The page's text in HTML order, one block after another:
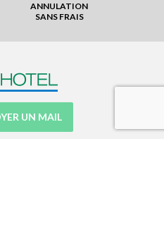
ANNULATION
SANS FRAIS
UN MAIL